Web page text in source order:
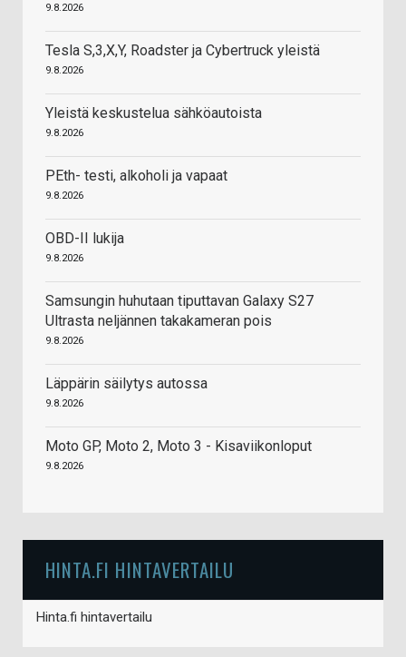
9.8.2026
Tesla S,3,X,Y, Roadster ja Cybertruck yleistä
9.8.2026
Yleistä keskustelua sähköautoista
9.8.2026
PEth- testi, alkoholi ja vapaat
9.8.2026
OBD-II lukija
9.8.2026
Samsungin huhutaan tiputtavan Galaxy S27
Ultrasta neljännen takakameran pois
9.8.2026
Läppärin säilytys autossa
9.8.2026
Moto GP, Moto 2, Moto 3 - Kisaviikonloput
9.8.2026
HINTA.FI HINTAVERTAILU
Hinta.fi hintavertailu